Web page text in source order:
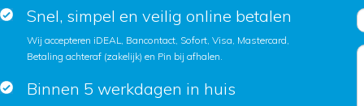
Snel, simpel en veilig online betalen
Wij accepteren iDEAL, Bancontact, Sofort, Visa, Mastercard,
Betaling achteraf (zakelijk) en Pin bij afhalen.
Binnen 5 werkdagen in huis